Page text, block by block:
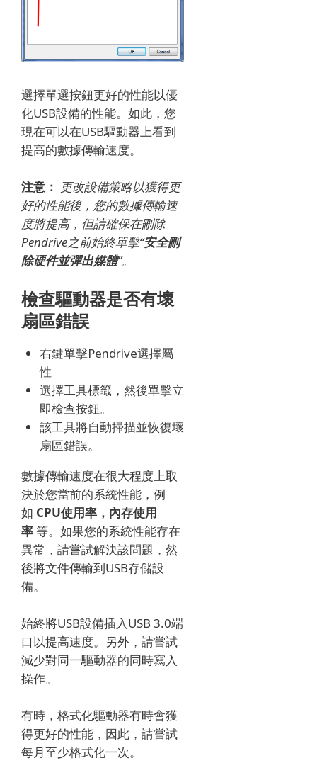
選擇單選按鈕更好的性能以優
化USB設備的性能。 如此，您
現在可以在USB驅動器上看到
提高的數據傳輸速度。
注意： 更改設備策略以獲得更
好的性能後，您的數據傳輸速
度將提高，但請確保在刪除
Pendrive之前始終單擊“安全刪
除硬件並彈出媒體”。
檢查驅動器是否有壞
扇區錯誤
右鍵單擊Pendrive選擇屬
性
選擇工具標籤，然後單擊立
即檢查按鈕。
該工具將自動掃描並恢復壞
扇區錯誤。
數據傳輸速度在很大程度上取
決於您當前的系統性能，例
如 CPU使用率，內存使用
率等。如果您的系統性能存在
異常，請嘗試解決該問題，然
後將文件傳輸到USB存儲設
備。
始終將USB設備插入USB 3.0端
口以提高速度。 另外，請嘗試
減少對同一驅動器的同時寫入
操作。
有時，格式化驅動器有時會獲
得更好的性能，因此，請嘗試
每月至少格式化一次。